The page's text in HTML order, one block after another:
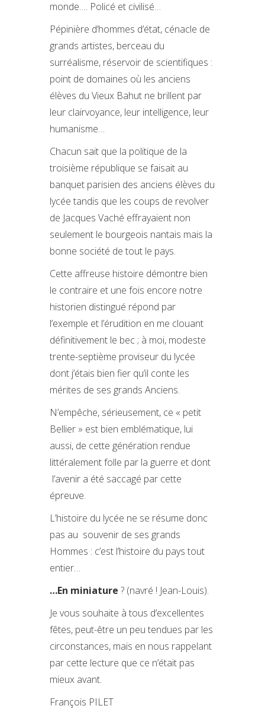
monde…. Policé et civilisé…
Pépinière d’hommes d’état, cénacle de
grands artistes, berceau du
surréalisme, réservoir de scientifiques :
point de domaines où les anciens
élèves du Vieux Bahut ne brillent par
leur clairvoyance, leur intelligence, leur
humanisme…
Chacun sait que la politique de la
troisième république se faisait au
banquet parisien des anciens élèves du
lycée tandis que les coups de revolver
de Jacques Vaché effrayaient non
seulement le bourgeois nantais mais la
bonne société de tout le pays.
Cette affreuse histoire démontre bien
le contraire et une fois encore notre
historien distingué répond par
l’exemple et l’érudition en me clouant
définitivement le bec ; à moi, modeste
trente-septième proviseur du lycée
dont j’étais bien fier qu’il conte les
mérites de ses grands Anciens.
N’empêche, sérieusement, ce « petit
Bellier » est bien emblématique, lui
aussi, de cette génération rendue
littéralement folle par la guerre et dont
l’avenir a été saccagé par cette
épreuve.
L’histoire du lycée ne se résume donc
pas au souvenir de ses grands
Hommes : c’est l’histoire du pays tout
entier…
…En miniature ? (navré ! Jean-Louis).
Je vous souhaite à tous d’excellentes
fêtes, peut-être un peu tendues par les
circonstances, mais en nous rappelant
par cette lecture que ce n’était pas
mieux avant.
François PILET